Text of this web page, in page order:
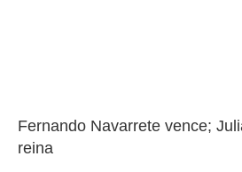
Fernando Navarrete vence;
reina